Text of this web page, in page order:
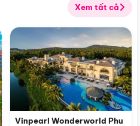
Xem tất cả
Vinpearl Wonderworld Phu